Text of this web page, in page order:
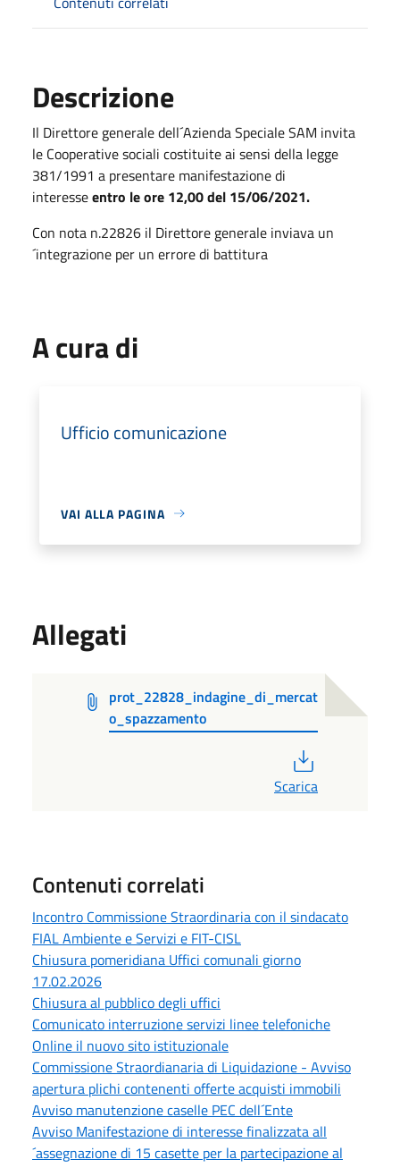
Descrizione
Il Direttore generale dell´Azienda Speciale SAM invita
le Cooperative sociali costituite ai sensi della legge
381/1991 a presentare manifestazione di
interesseentro le ore 12,00 del 15/06/2021.
Con nota n.22826 il Direttore generale inviava un
´integrazione per un errore di battitura
A cura di
Ufficio comunicazione
VAI ALLA PAGINA
Allegati
prot_22828_indagine_di_mercat
o_spazzamento
Scarica
Contenuti correlati
Incontro Commissione Straordinaria con il sindacato
FIAL Ambiente e Servizi e FIT-CISL
Chiusura pomeridiana Uffici comunali giorno
17.02.2026
Chiusura al pubblico degli uffici
Comunicato interruzione servizi linee telefoniche
Online il nuovo sito istituzionale
Commissione Straordianaria di Liquidazione - Avviso
apertura plichi contenenti offerte acquisti immobili
Avviso manutenzione caselle PEC dell´Ente
Avviso Manifestazione di interesse finalizzata all
´assegnazione di 15 casette per la partecipazione al